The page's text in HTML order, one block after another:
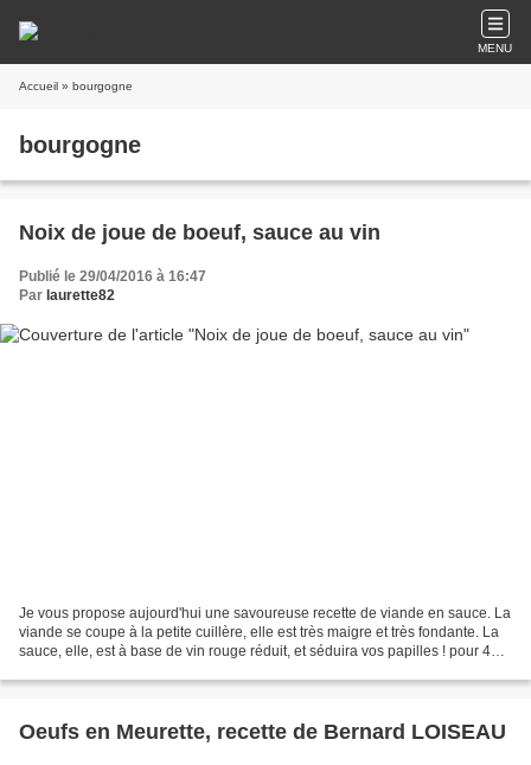
MENU
Accueil » bourgogne
bourgogne
Noix de joue de boeuf, sauce au vin
Publié le 29/04/2016 à 16:47
Par laurette82
Je vous propose aujourd'hui une savoureuse recette de viande en sauce. La
viande se coupe à la petite cuillère, elle est très maigre et très fondante. La
sauce, elle, est à base de vin rouge réduit, et séduira vos papilles ! pour 4
Oeufs en Meurette, recette de Bernard LOISEAU